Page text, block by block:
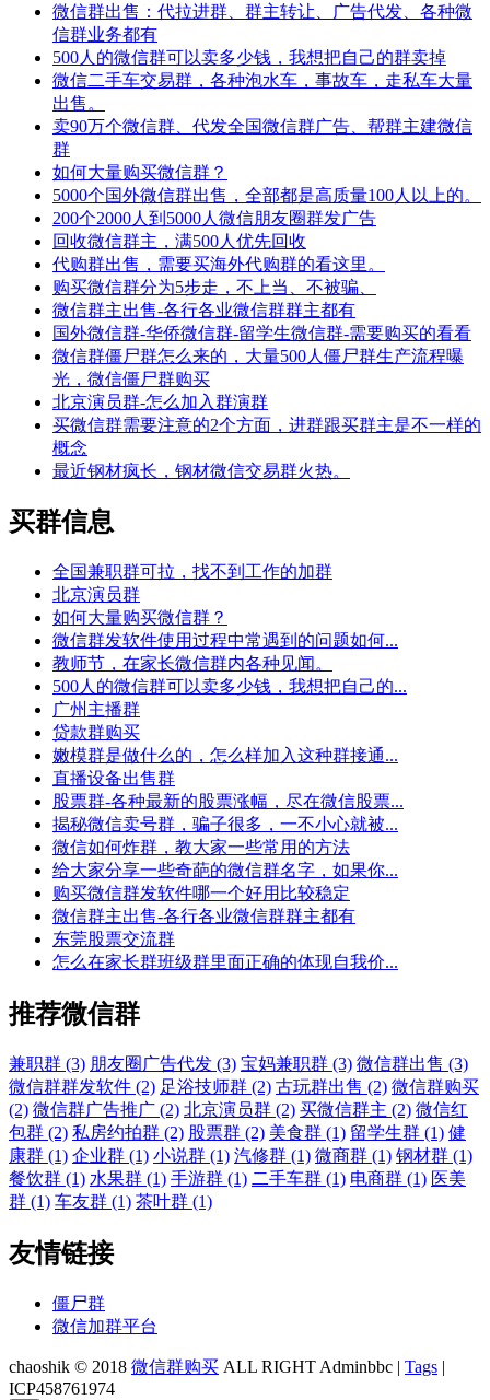
微信群出售：代拉进群、群主转让、广告代发、各种微
信群业务都有
500人的微信群可以卖多少钱，我想把自己的群卖掉
微信二手车交易群，各种泡水车，事故车，走私车大量
出售。
卖90万个微信群、代发全国微信群广告、帮群主建微信
群
如何大量购买微信群？
5000个国外微信群出售，全部都是高质量100人以上的。
200个2000人到5000人微信朋友圈群发广告
回收微信群主，满500人优先回收
代购群出售，需要买海外代购群的看这里。
购买微信群分为5步走，不上当、不被骗、
微信群主出售-各行各业微信群群主都有
国外微信群-华侨微信群-留学生微信群-需要购买的看看
微信群僵尸群怎么来的，大量500人僵尸群生产流程曝
光，微信僵尸群购买
北京演员群-怎么加入群演群
买微信群需要注意的2个方面，进群跟买群主是不一样的
概念
最近钢材疯长，钢材微信交易群火热。
买群信息
全国兼职群可拉，找不到工作的加群
北京演员群
如何大量购买微信群？
微信群发软件使用过程中常遇到的问题如何...
教师节，在家长微信群内各种见闻。
500人的微信群可以卖多少钱，我想把自己的...
广州主播群
贷款群购买
嫩模群是做什么的，怎么样加入这种群接通...
直播设备出售群
股票群-各种最新的股票涨幅，尽在微信股票...
揭秘微信卖号群，骗子很多，一不小心就被...
微信如何炸群，教大家一些常用的方法
给大家分享一些奇葩的微信群名字，如果你...
购买微信群发软件哪一个好用比较稳定
微信群主出售-各行各业微信群群主都有
东莞股票交流群
怎么在家长群班级群里面正确的体现自我价...
推荐微信群
兼职群 (3) 朋友圈广告代发 (3) 宝妈兼职群 (3) 微信群出售 (3)
微信群群发软件 (2) 足浴技师群 (2) 古玩群出售 (2) 微信群购买
(2) 微信群广告推广 (2) 北京演员群 (2) 买微信群主 (2) 微信红
包群 (2) 私房约拍群 (2) 股票群 (2) 美食群 (1) 留学生群 (1) 健
康群 (1) 企业群 (1) 小说群 (1) 汽修群 (1) 微商群 (1) 钢材群 (1)
餐饮群 (1) 水果群 (1) 手游群 (1) 二手车群 (1) 电商群 (1) 医美
群 (1) 车友群 (1) 茶叶群 (1)
友情链接
僵尸群
微信加群平台
chaoshik © 2018 微信群购买 ALL RIGHT Adminbbc | Tags |
ICP458761974